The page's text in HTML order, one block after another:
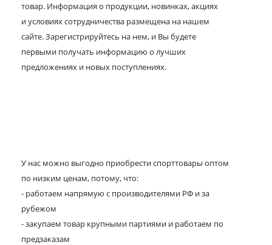
товар. Информация о продукции, новинках, акциях
и условиях сотрудничества размещена на нашем
сайте. Зарегистрируйтесь на нем, и Вы будете
первыми получать информацию о лучших
предложениях и новых поступлениях.
У нас можно выгодно приобрести спорттовары оптом
по низким ценам, потому, что:
- работаем напрямую с производителями РФ и за
рубежом
- закупаем товар крупными партиями и работаем по
предзаказам